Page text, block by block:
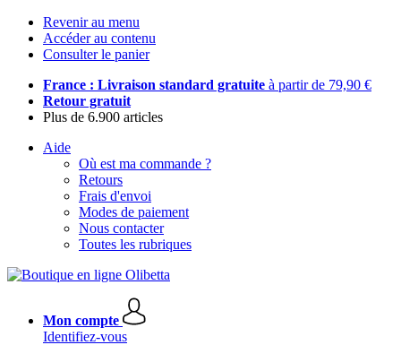
Revenir au menu
Accéder au contenu
Consulter le panier
France : Livraison standard gratuite à partir de 79,90 €
Retour gratuit
Plus de 6.900 articles
Aide
Où est ma commande ?
Retours
Frais d'envoi
Modes de paiement
Nous contacter
Toutes les rubriques
Mon compte
Identifiez-vous